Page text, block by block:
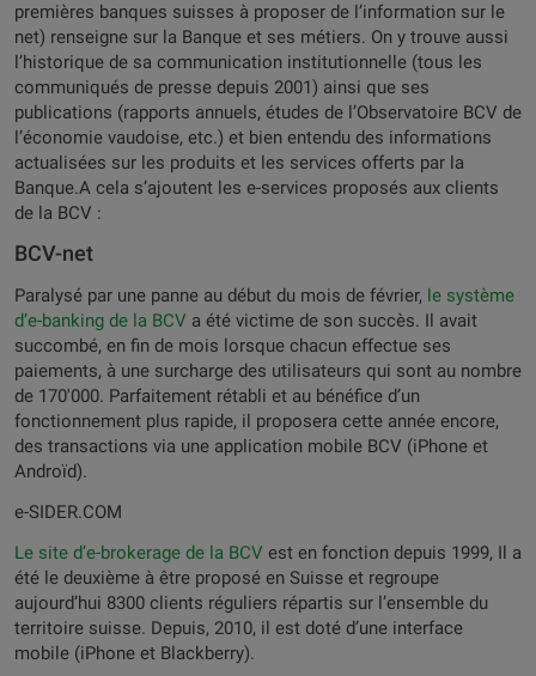
premières banques suisses à proposer de l’information sur le
net) renseigne sur la Banque et ses métiers. On y trouve aussi
l’historique de sa communication institutionnelle (tous les
communiqués de presse depuis 2001) ainsi que ses
publications (rapports annuels, études de l’Observatoire BCV de
l’économie vaudoise, etc.) et bien entendu des informations
actualisées sur les produits et les services offerts par la
Banque.A cela s’ajoutent les e-services proposés aux clients
de la BCV :
BCV-net
Paralysé par une panne au début du mois de février, le système
d’e-banking de la BCV a été victime de son succès. Il avait
succombé, en fin de mois lorsque chacun effectue ses
paiements, à une surcharge des utilisateurs qui sont au nombre
de 170'000. Parfaitement rétabli et au bénéfice d’un
fonctionnement plus rapide, il proposera cette année encore,
des transactions via une application mobile BCV (iPhone et
Androïd).
e-SIDER.COM
Le site d’e-brokerage de la BCV est en fonction depuis 1999, Il a
été le deuxième à être proposé en Suisse et regroupe
aujourd’hui 8300 clients réguliers répartis sur l’ensemble du
territoire suisse. Depuis, 2010, il est doté d’une interface
mobile (iPhone et Blackberry).